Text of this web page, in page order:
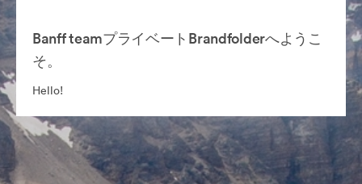
Banff teamプライベートBrandfolderへようこ
そ。
Hello!